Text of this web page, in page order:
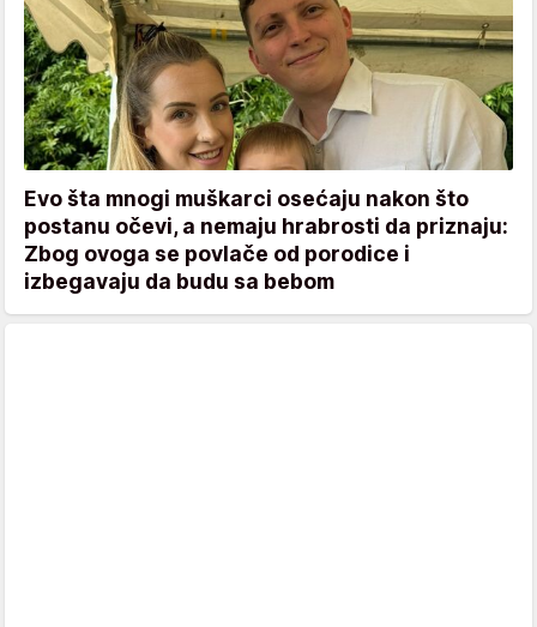
Evo šta mnogi muškarci osećaju nakon što
postanu očevi, a nemaju hrabrosti da priznaju:
Zbog ovoga se povlače od porodice i
izbegavaju da budu sa bebom